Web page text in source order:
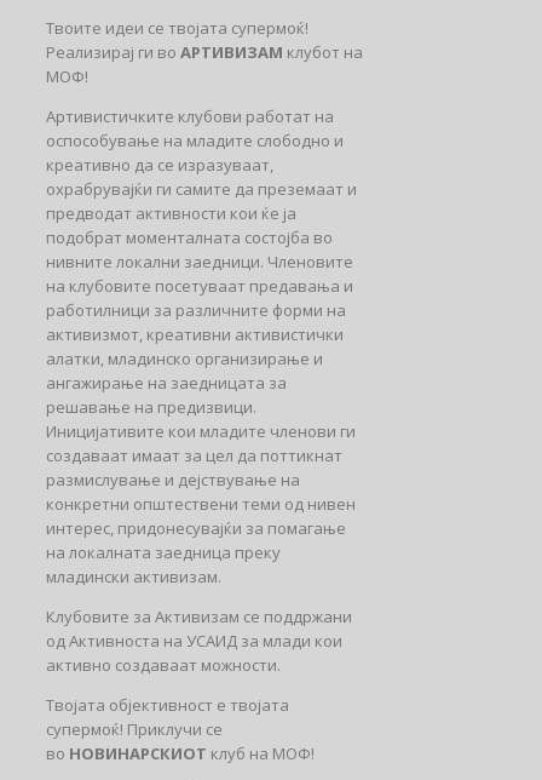
Твоите идеи се твојата супермоќ!
Реализирај ги во АРТИВИЗАМ клубот на
МОФ!
Артивистичките клубови работат на
оспособување на младите слободно и
креативно да се изразуваат,
охрабрувајќи ги самите да преземаат и
предводат активности кои ќе ја
подобрат моменталната состојба во
нивните локални заедници. Членовите
на клубовите посетуваат предавања и
работилници за различните форми на
активизмот, креативни активистички
алатки, младинско организирање и
ангажирање на заедницата за
решавање на предизвици.
Иницијативите кои младите членови ги
создаваат имаат за цел да поттикнат
размислување и дејствување на
конкретни општествени теми од нивен
интерес, придонесувајќи за помагање
на локалната заедница преку
младински активизам.
Клубовите за Активизам се поддржани
од Активноста на УСАИД за млади кои
активно создаваат можности.
Твојата објективност е твојата
супермоќ! Приклучи се
во НОВИНАРСКИОТ клуб на МОФ!